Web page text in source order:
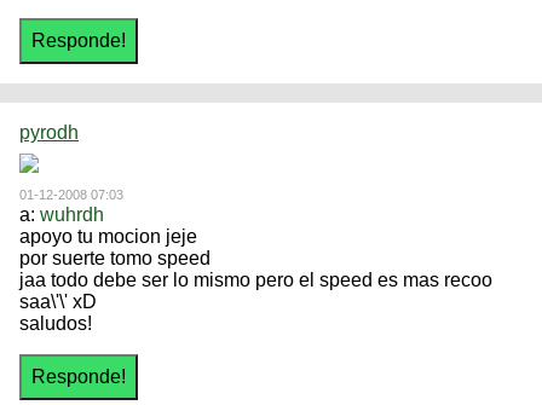
pyrodh
01-12-2008 07:03
a: wuhrdh
apoyo tu mocion jeje
por suerte tomo speed
jaa todo debe ser lo mismo pero el speed es mas recoo
saa\'\' xD
saludos!